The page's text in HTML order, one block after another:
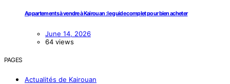
Appartements à vendre à Kairouan : le guide complet pour bien acheter
June 14, 2026
64 views
PAGES
Actualités de Kairouan